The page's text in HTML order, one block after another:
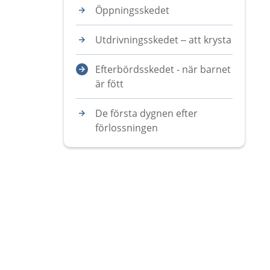
Öppningsskedet
Utdrivningsskedet – att krysta
Efterbördsskedet - när barnet
är fött
De första dygnen efter
förlossningen